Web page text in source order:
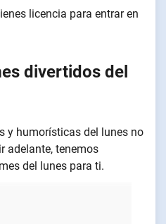
licencia para entrar en
divertidos del
y humorísticas del lunes no
adelante, tenemos
del lunes para ti.